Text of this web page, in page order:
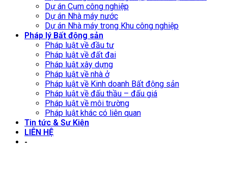
Dự án Cụm công nghiệp
Dự án Nhà máy nước
Dự án Nhà máy trong Khu công nghiệp
Pháp lý Bất động sản
Pháp luật về đầu tư
Pháp luật về đất đai
Pháp luật xây dựng
Pháp luật về nhà ở
Pháp luật về Kinh doanh Bất động sản
Pháp luật về đấu thầu – đấu giá
Pháp luật về môi trường
Pháp luật khác có liên quan
Tin tức & Sự Kiện
LIÊN HỆ
-